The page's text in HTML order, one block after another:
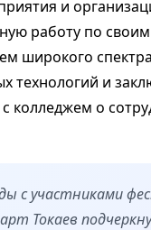
и
работу по
широкого спектра
технологий и
колледжем о
с участниками
Токаев